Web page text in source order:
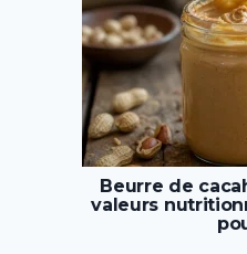
Beurre de
valeurs